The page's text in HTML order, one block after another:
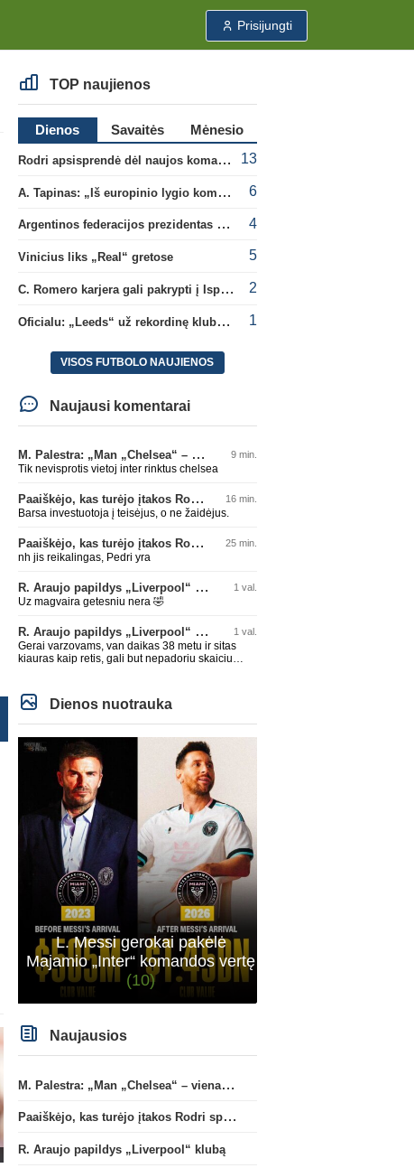
Prisijungti
Italijos Serie A
F. Mastanuono oficialiai sezonui
skolinamas „Fiorentina“ ekipai
„Juventus“ klubo
TOP naujienos
Dienos Savaitės
Mėnesio
Rodri apsisprendė dėl naujos komandos
13
A. Tapinas: „Iš europinio lygio komandos gavom gerų pamokų“ 6
Argentinos federacijos prezidentas C. Tapia negailėjo pagyrų G. Infantino 4
Vinicius liks „Real“ gretose 5
C. Romero karjera gali pakrypti į Ispaniją 2
Oficialu: „Leeds“ už rekordinę klubui sumą įsigijo Anglijos rinktinės vartininką 1
VISOS FUTBOLO NAUJIENOS
Naujausi komentarai
M. Palestra: „Man „Chelsea“ – vienas didžiausių klubų futbole“ 9 min.
Tik nevisprotis vietoj inter rinktus chelsea
Paaiškėjo, kas turėjo įtakos Rodri sprendimui pasirinkti Barselonos pusę 16 min.
Barsa investuotoja į teisėjus, o ne žaidėjus.
Paaiškėjo, kas turėjo įtakos Rodri sprendimui pasirinkti Barselonos pusę 25 min.
nh jis reikalingas, Pedri yra
R. Araujo papildys „Liverpool“ klubą 1 val.
Uz magvaira getesniu nera 🤣
R. Araujo papildys „Liverpool“ klubą 1 val.
Gerai varzovams, van daikas 38 metu ir sitas
kiauras kaip retis, gali but nepadoriu skaiciu
Dienos nuotrauka
L. Messi gerokai pakėlė
Majamio „Inter“ komandos vertę
(10)
Naujausios
M. Palestra: „Man „Chelsea“ – vienas didžiausių klubų futbole“
Paaiškėjo, kas turėjo įtakos Rodri sprendimui pasirinkti Barselonos pusę
R. Araujo papildys „Liverpool“ klubą